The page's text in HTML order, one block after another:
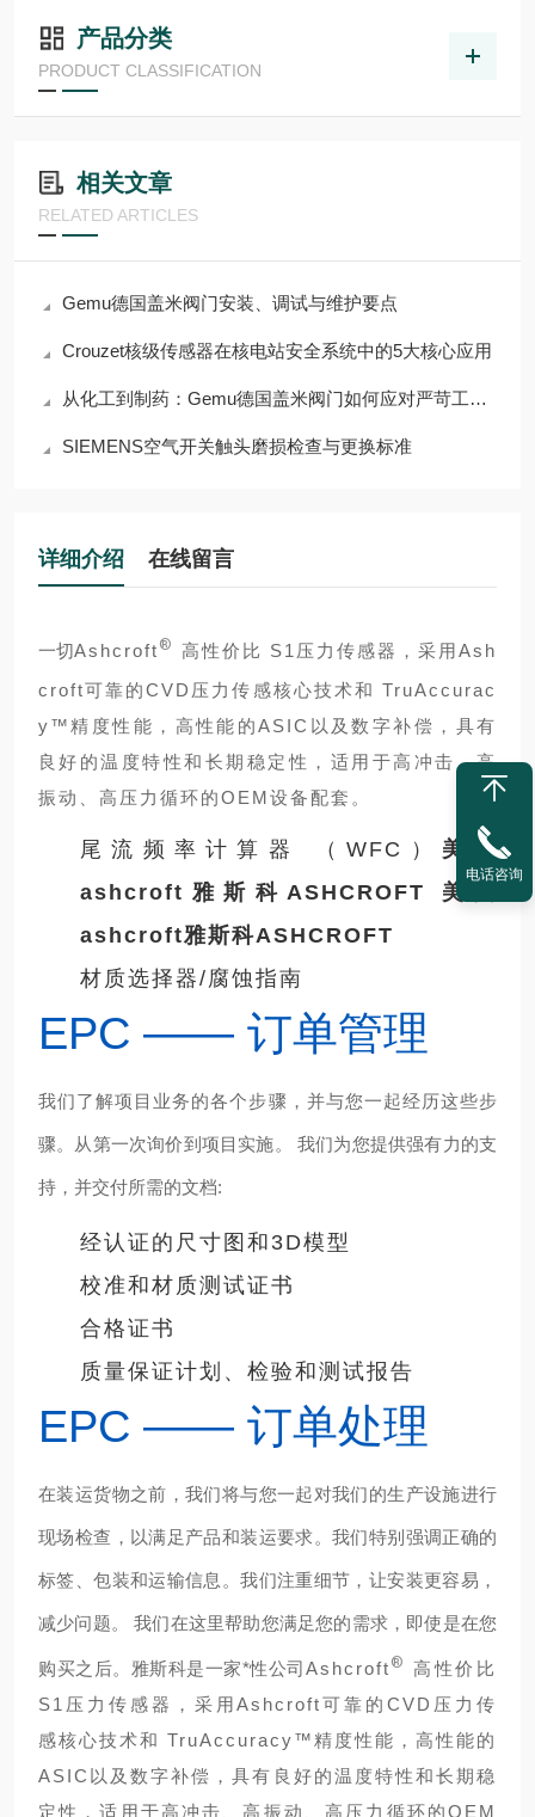
产品分类
PRODUCT CLASSIFICATION
相关文章
RELATED ARTICLES
Gemu德国盖米阀门安装、调试与维护要点
Crouzet核级传感器在核电站安全系统中的5大核心应用
从化工到制药：Gemu德国盖米阀门如何应对严苛工况挑战？
SIEMENS空气开关触头磨损检查与更换标准
详细介绍 在线留言
一切Ashcroft ® 高性价比 S1压力传感器，采用Ash
croft可靠的CVD压力传感核心技术和 TruAccurac
y™精度性能，高性能的ASIC以及数字补偿，具有
良好的温度特性和长期稳定性，适用于高冲击、高
振动、高压力循环的OEM设备配套。
尾流频率计算器 （WFC） 美国
ashcroft雅斯科ASHCROFT
美国
ashcroft雅斯科ASHCROFT
材质选择器/腐蚀指南
EPC —— 订单管理
我们了解项目业务的各个步骤，并与您一起经历这些步
骤。从第一次询价到项目实施。 我们为您提供强有力的支
持，并交付所需的文档:
经认证的尺寸图和3D模型
校准和材质测试证书
合格证书
质量保证计划、检验和测试报告
EPC —— 订单处理
在装运货物之前，我们将与您一起对我们的生产设施进行
现场检查，以满足产品和装运要求。我们特别强调正确的
标签、包装和运输信息。我们注重细节，让安装更容易，
减少问题。 我们在这里帮助您满足您的需求， 即使是在您
购买之后。雅斯科是一家*性公司Ashcroft ® 高性价比
S1压力传感器，采用Ashcroft可靠的CVD压力传
感核心技术和 TruAccuracy™精度性能，高性能的
ASIC以及数字补偿，具有良好的温度特性和长期稳
定性，适用于高冲击、高振动、高压力循环的OEM
电话咨询